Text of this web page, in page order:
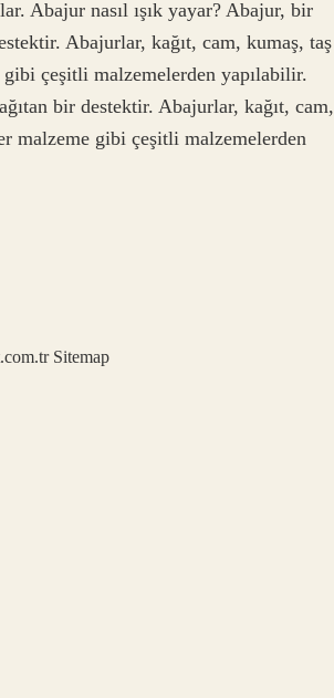
Abajur nasıl ışık yayar? Abajur, bir
Abajurlar, kağıt, cam, kumaş, taş
gibi çeşitli malzemelerden yapılabilir.
bir destektir. Abajurlar, kağıt, cam,
malzeme gibi çeşitli malzemelerden
Sitemap